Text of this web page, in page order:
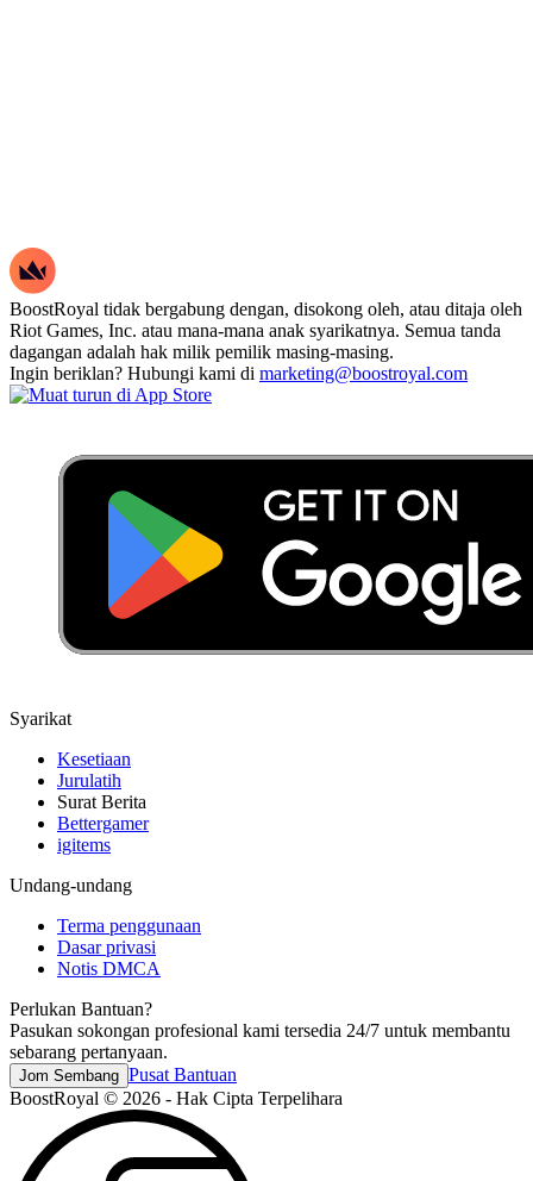
BoostRoyal tidak bergabung dengan, disokong oleh, atau ditaja oleh
Riot Games, Inc. atau mana-mana anak syarikatnya. Semua tanda
dagangan adalah hak milik pemilik masing-masing.
Ingin beriklan? Hubungi kami di marketing@boostroyal.com
Syarikat
Kesetiaan
Jurulatih
Surat Berita
Bettergamer
igitems
Undang-undang
Terma penggunaan
Dasar privasi
Notis DMCA
Perlukan Bantuan?
Pasukan sokongan profesional kami tersedia 24/7 untuk membantu
sebarang pertanyaan.
Jom Sembang Pusat Bantuan
BoostRoyal © 2026 - Hak Cipta Terpelihara